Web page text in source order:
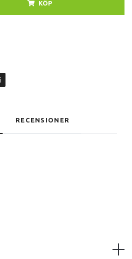
KÖP
RECENSIONER